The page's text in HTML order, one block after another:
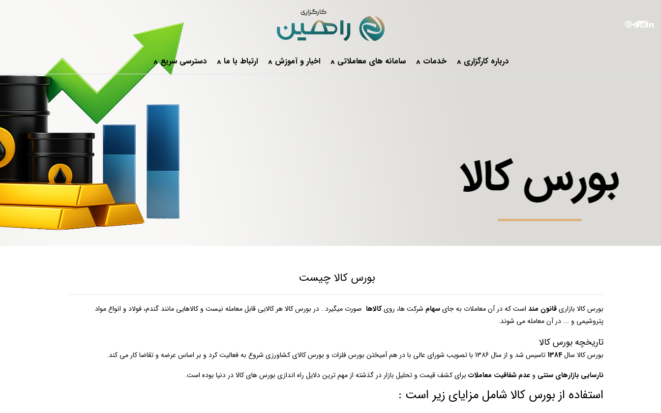
درباره کارگزاری خدمات سامانه های معاملاتی اخبار و آموزش ارتباط با ما دسترسی سریع
بورس کالا چیست
بورس کالا بازاریقانون مند است که در آن معاملات به جایسهام شرکت ها، رویکالاها صورت میگیرد . در بورس کالا هر کالایی قابل معامله نیست و کالاهایی مانند گندم، فولاد و انواع مواد
پتروشیمی و ... در آن معامله می شوند.
تاریخچه بورس کالا
بورس کالا سال1384 تاسیس شد و از سال 1386 با تصویب شورای عالی با در هم آمیختن بورس فلزات و بورس کالای کشاورزی شروع به فعالیت کرد و بر اساس عرضه و تقاضا کار می کند.
نارسایی بازارهای سنتی و عدم شفافیت معاملات برای کشف قیمت و تحلیل بازار در گذشته از مهم ترین دلایل راه اندازی بورس های کالا در دنیا بوده است.
استفاده از بورس کالا شامل مزایای زیر است :